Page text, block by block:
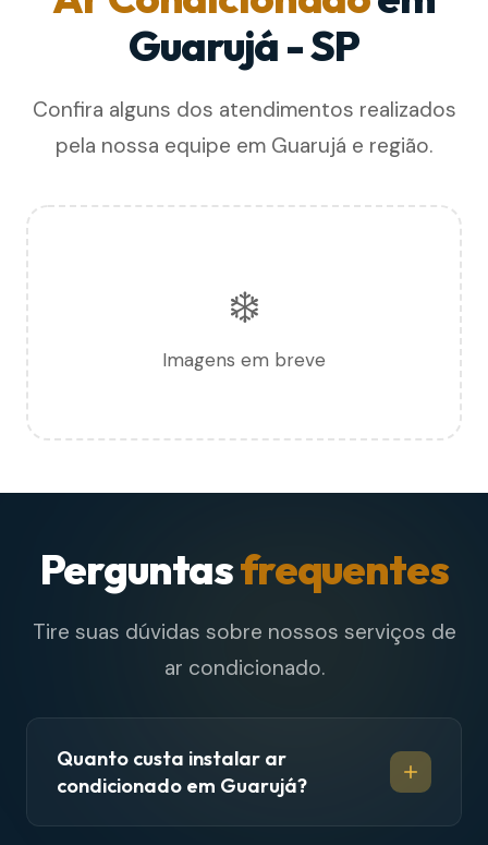
Guarujá - SP
Confira alguns dos atendimentos realizados
pela nossa equipe em Guarujá e região.
❄️
Imagens em breve
Perguntasfrequentes
Tire suas dúvidas sobre nossos serviços de
ar condicionado.
Quanto custa instalar ar
condicionado em Guarujá?